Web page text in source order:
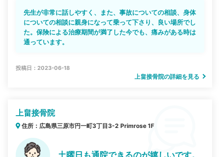
先生が非常に話しやすく、また、事故についての相談、身体
についての相談に親身になって乗って下さり、良い場所でし
た。保険による治療期間が満了した今でも、痛みがある時は
通っています。
投稿日：2023-06-18
上畠接骨院の詳細を見る
上畠接骨院
住所：広島県三原市円一町3丁目3-2 Primrose 1F
土曜日も通院できるのが嬉しいです。